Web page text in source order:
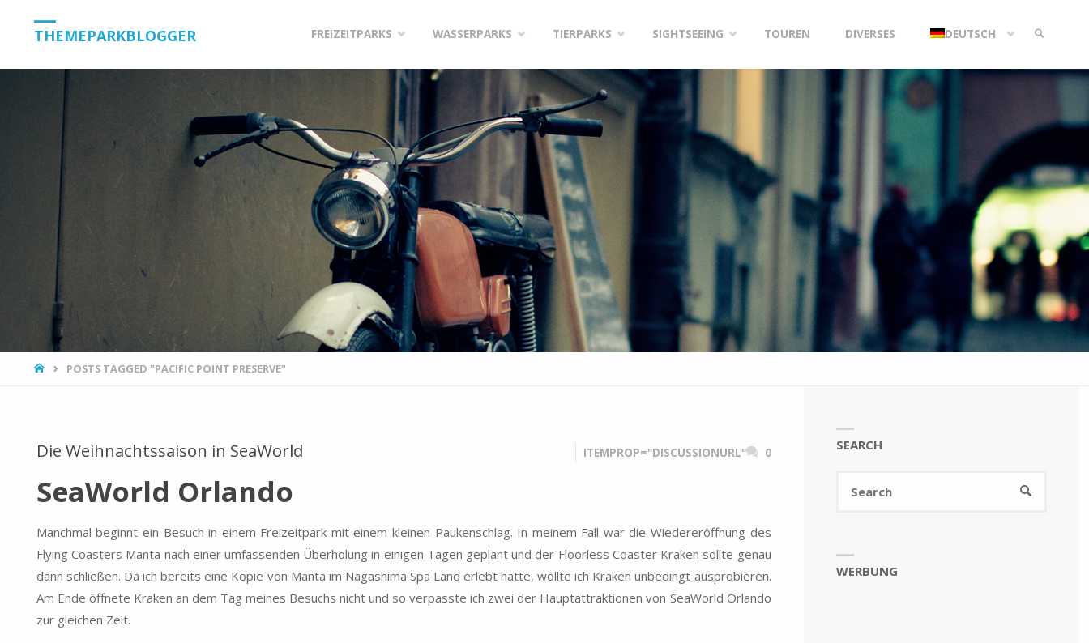
THEMEPARKBLOGGER
content
FREIZEITPARKS WASSERPARKS TIERPARKS SIGHTSEEING TOUREN DIVERSES DEUTSCH
HOMEPOSTS TAGGED "PACIFIC POINT PRESERVE"
Die Weihnachtssaison in SeaWorld ITEMPROP="DISCUSSIONURL" 0
SeaWorld Orlando
Manchmal beginnt ein Besuch in einem Freizeitpark mit einem kleinen Paukenschlag. In meinem Fall war die Wiedereröffnung des
Flying Coasters Manta nach einer umfassenden Überholung in einigen Tagen geplant und der Floorless Coaster Kraken sollte genau
dann schließen. Da ich bereits eine Kopie von Manta im Nagashima Spa Land erlebt hatte, wollte ich Kraken unbedingt ausprobieren.
Am Ende öffnete Kraken an dem Tag meines Besuchs nicht und so verpasste ich zwei der Hauptattraktionen von SeaWorld Orlando
zur gleichen Zeit.
SEARCH
SEARCH
WERBUNG